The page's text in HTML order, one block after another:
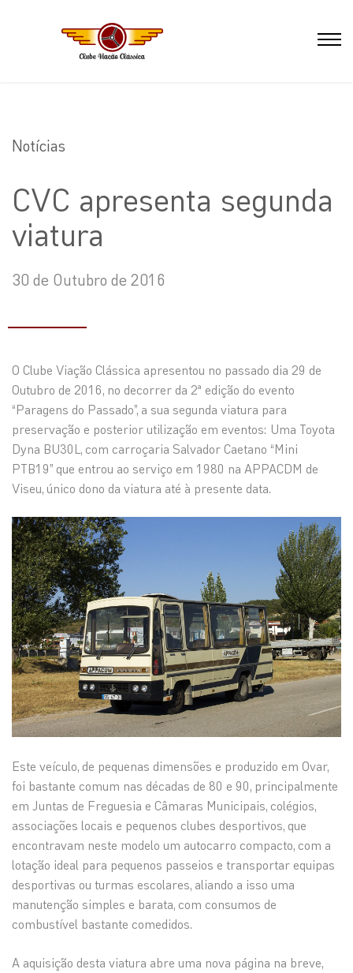
Notícias
CVC apresenta segunda
viatura
30 de Outubro de 2016
O Clube Viação Clássica apresentou no passado dia 29 de
Outubro de 2016, no decorrer da 2ª edição do evento
“Paragens do Passado”, a sua segunda viatura para
preservação e posterior utilização em eventos: Uma Toyota
Dyna BU30L, com carroçaria Salvador Caetano “Mini
PTB19” que entrou ao serviço em 1980 na APPACDM de
Viseu, único dono da viatura até à presente data.
Este veículo, de pequenas dimensões e produzido em Ovar,
foi bastante comum nas décadas de 80 e 90, principalmente
em Juntas de Freguesia e Câmaras Municipais, colégios,
associações locais e pequenos clubes desportivos, que
encontravam neste modelo um autocarro compacto, com a
lotação ideal para pequenos passeios e transportar equipas
desportivas ou turmas escolares, aliando a isso uma
manutenção simples e barata, com consumos de
combustível bastante comedidos.
A aquisição desta viatura abre uma nova página na breve,